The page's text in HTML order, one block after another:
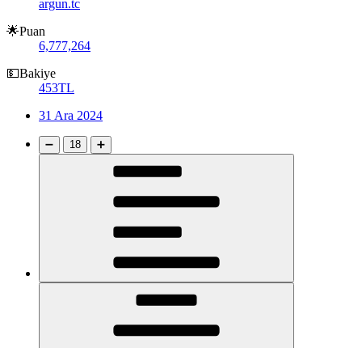
argun.tc
🌟Puan
6,777,264
💵Bakiye
453TL
31 Ara 2024
➖ 18 ➕